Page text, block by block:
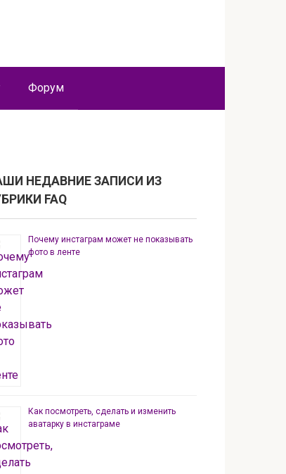
Форум
НЕДАВНИЕ ЗАПИСИ ИЗ
FAQ
Почему инстаграм может не показывать
фото в ленте
Как посмотреть, сделать и изменить
аватарку в инстаграме